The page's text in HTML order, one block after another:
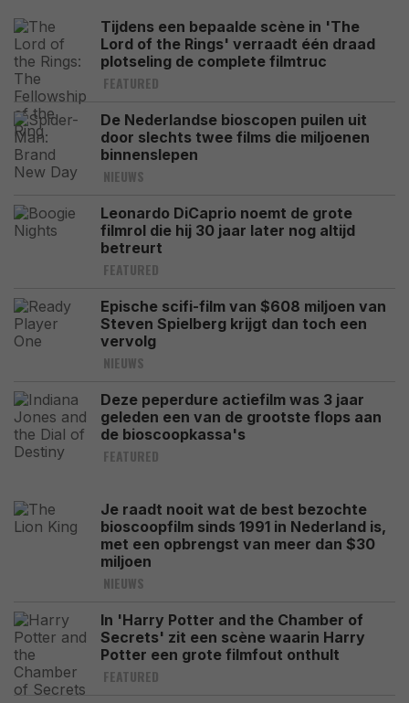
Tijdens een bepaalde scène in 'The
Lord of the Rings' verraadt één draad
plotseling de complete filmtruc
FEATURED
De Nederlandse bioscopen puilen uit
door slechts twee films die miljoenen
binnenslepen
NIEUWS
Leonardo DiCaprio noemt de grote
filmrol die hij 30 jaar later nog altijd
betreurt
FEATURED
Epische scifi-film van $608 miljoen van
Steven Spielberg krijgt dan toch een
vervolg
NIEUWS
Deze peperdure actiefilm was 3 jaar
geleden een van de grootste flops aan
de bioscoopkassa's
FEATURED
Je raadt nooit wat de best bezochte
bioscoopfilm sinds 1991 in Nederland is,
met een opbrengst van meer dan $30
miljoen
NIEUWS
In 'Harry Potter and the Chamber of
Secrets' zit een scène waarin Harry
Potter een grote filmfout onthult
FEATURED